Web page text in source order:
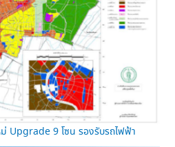
Upgrade 9 โซน รองรับรถไฟฟ้า